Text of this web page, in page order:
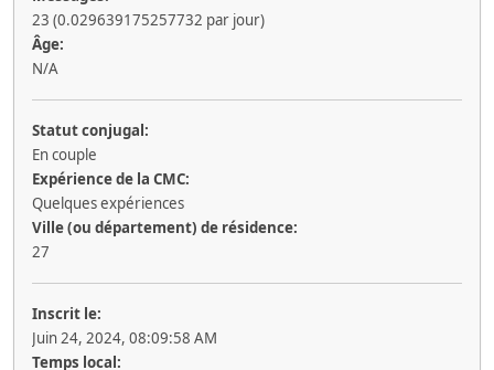
23 (0.029639175257732 par jour)
Âge:
N/A
Statut conjugal:
En couple
Expérience de la CMC:
Quelques expériences
Ville (ou département) de résidence:
27
Inscrit le:
Juin 24, 2024, 08:09:58 AM
Temps local: